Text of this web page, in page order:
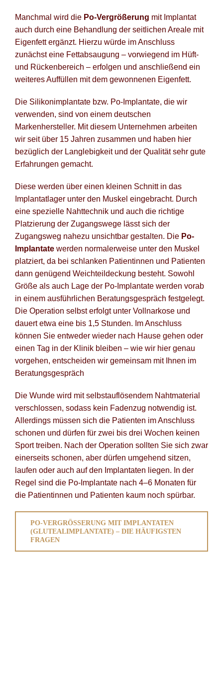
Manchmal wird die Po-Vergrößerung mit Implantat
auch durch eine Behandlung der seitlichen Areale mit
Eigenfett ergänzt. Hierzu würde im Anschluss
zunächst eine Fettabsaugung – vorwiegend im Hüft-
und Rückenbereich – erfolgen und anschließend ein
weiteres Auffüllen mit dem gewonnenen Eigenfett.
Die Silikonimplantate bzw. Po-Implantate, die wir
verwenden, sind von einem deutschen
Markenhersteller. Mit diesem Unternehmen arbeiten
wir seit über 15 Jahren zusammen und haben hier
bezüglich der Langlebigkeit und der Qualität sehr gute
Erfahrungen gemacht.
Diese werden über einen kleinen Schnitt in das
Implantatlager unter den Muskel eingebracht. Durch
eine spezielle Nahttechnik und auch die richtige
Platzierung der Zugangswege lässt sich der
Zugangsweg nahezu unsichtbar gestalten. Die Po-
Implantatewerden normalerweise unter den Muskel
platziert, da bei schlanken Patientinnen und Patienten
dann genügend Weichteildeckung besteht. Sowohl
Größe als auch Lage der Po-Implantate werden vorab
in einem ausführlichen Beratungsgespräch festgelegt.
Die Operation selbst erfolgt unter Vollnarkose und
dauert etwa eine bis 1,5 Stunden. Im Anschluss
können Sie entweder wieder nach Hause gehen oder
einen Tag in der Klinik bleiben – wie wir hier genau
vorgehen, entscheiden wir gemeinsam mit Ihnen im
Beratungsgespräch
Die Wunde wird mit selbstauflösendem Nahtmaterial
verschlossen, sodass kein Fadenzug notwendig ist.
Allerdings müssen sich die Patienten im Anschluss
schonen und dürfen für zwei bis drei Wochen keinen
Sport treiben. Nach der Operation sollten Sie sich zwar
einerseits schonen, aber dürfen umgehend sitzen,
laufen oder auch auf den Implantaten liegen. In der
Regel sind die Po-Implantate nach 4–6 Monaten für
die Patientinnen und Patienten kaum noch spürbar.
PO-VERGRÖSSERUNG MIT IMPLANTATEN (
GLUTEALIMPLANTATE) – DIE HÄUFIGSTEN F
RAGEN